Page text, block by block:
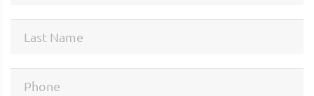
Last Name
Phone